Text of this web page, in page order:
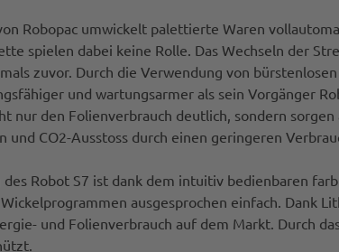
Robopac umwickelt palettierte Waren
spielen dabei keine Rolle. Das Wechseln der
zuvor. Durch die Verwendung von
und wartungsarmer als sein Vorgänger
nur den Folienverbrauch deutlich, sondern
und CO2-Ausstoss durch einen geringeren
Robot S7 ist dank dem intuitiv bedienbaren
ausgesprochen einfach. Dank
und Folienverbrauch auf dem Markt. Durch